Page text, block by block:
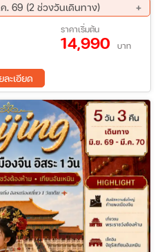
. 69 (2 ช่วงวันเดินทาง)
25 ธ.ค. 69 - 28 ธ.ค. 69
ราคาเริ่มต้น
14,990 บาท
ละเอียด